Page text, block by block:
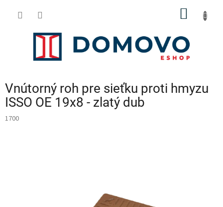
Vnútorný roh pre sieťku proti hmyzu
ISSO OE 19x8 - zlatý dub
1700